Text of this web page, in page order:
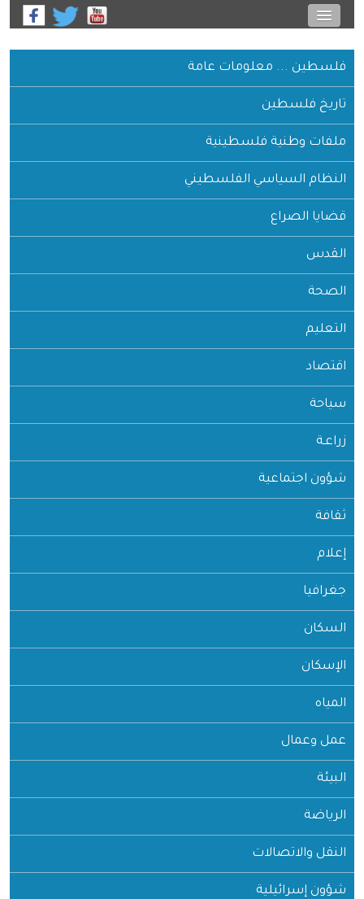
فلسطين ... معلومات عامة
تاريخ فلسطين
ملفات وطنية فلسطينية
النظام السياسي الفلسطيني
قضايا الصراع
القدس
الصحة
التعليم
اقتصاد
سياحة
زراعـة
شؤون اجتماعية
ثقافة
إعلام
جغرافيا
السكان
الإسكان
المياه
عمل وعمال
البيئة
الرياضة
النقل والاتصالات
شؤون إسرائيلية